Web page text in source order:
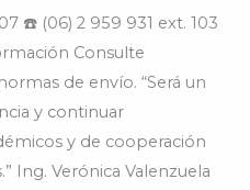
☎️ (06) 2 959 931 ext. 103
Consulte
de envío. “Será un
y continuar
y de cooperación
Ing. Verónica Valenzuela